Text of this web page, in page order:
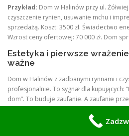
Przykład: Dom w Halinów przy ul.
czyszczenie rynien, usuwanie mchu i
sprzedażą. Koszt: 3500 zł. Świadectwo
Wzrost ceny ofertowej: 70 000 zł. Dom
Estetyka i pierwsze
ważne
Dom w Halinów z zadbanymi rynnami i
profesjonalnie. To sygnał dla kupujących:
dom”. To buduje zaufanie. A zaufanie
szybszą sprzedaż.
Oto co widzi potencjalny nabywca, gdy